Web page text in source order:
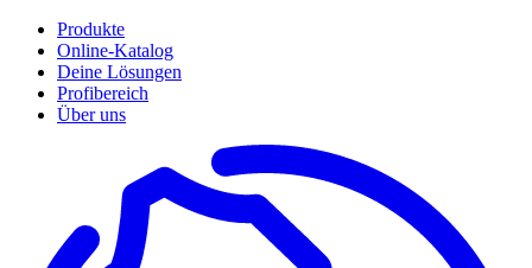
Produkte
Online-Katalog
Deine Lösungen
Profibereich
Über uns